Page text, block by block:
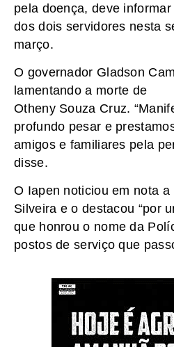
pela doença, deve
dos dois servidores nesta
março.
O governador Gladson
lamentando a morte de
Otheny Souza Cruz.
profundo pesar e
amigos e familiares pela
disse.
O Iapen noticiou em nota a
Silveira e o destacou “por
que honrou o nome da
postos de serviço que